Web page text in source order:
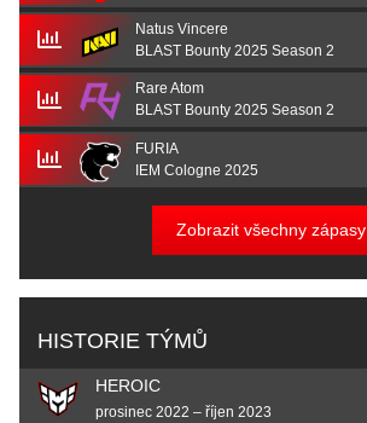
Natus Vincere
BLAST Bounty 2025 Season 2
Rare Atom
BLAST Bounty 2025 Season 2
FURIA
IEM Cologne 2025
Zobrazit všechny zápasy
HISTORIE TÝMŮ
HEROIC
prosinec 2022 – říjen 2023